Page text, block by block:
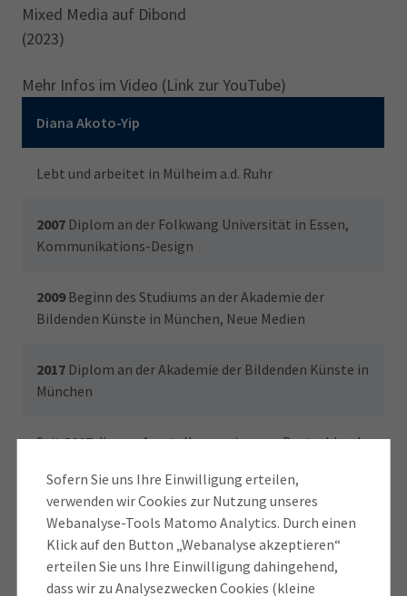
Sofern Sie uns Ihre Einwilligung erteilen,
verwenden wir Cookies zur Nutzung unseres
Webanalyse-Tools Matomo Analytics. Durch einen
Klick auf den Button „Webanalyse akzeptieren“
erteilen Sie uns Ihre Einwilligung dahingehend,
dass wir zu Analysezwecken Cookies (kleine
Mixed Media auf Dibond
(2023)
Mehr Infos im Video (Link zur YouTube)
Diana Akoto-Yip
Lebt und arbeitet in Mülheim a.d. Ruhr
2007 Diplom an der Folkwang Universität in Essen,
Kommunikations-Design
2009Beginn des Studiums an der Akademie der
Bildenden Künste in München, Neue Medien
2017 Diplom an der Akademie der Bildenden Künste in
München
Seit2007diverse Ausstellungen in ganz Deutschland
https://d-ay.work/
Die Bilder von Diana Akoto-Yip sind geprägt von
historisch und gesellschaftlich relevanten Themen.
Als gelernte Fotografin, sie arbeitete in München als
Modefotografin, hat sie einen Blick für den